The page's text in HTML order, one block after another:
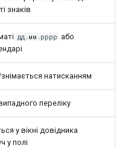
знаків
дд.мм.рррр або
натисканням
переліку
у вікні довідника
у полі